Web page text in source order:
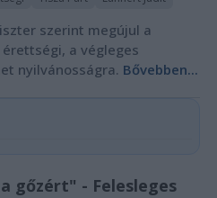
szerint megújul a
a végleges
nyilvánosságra. Bővebben...
gőzért" - Felesleges